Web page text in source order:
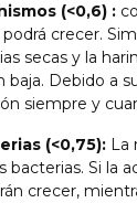
(<0,6) :
crecer.
secas y la
Debido a
siempre y
(<0,75): La
Si la
crecer,